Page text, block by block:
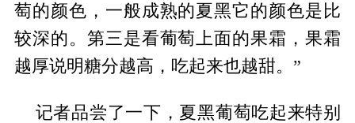
萄的颜色，一般成熟的夏黑它的颜色是比
较深的。第三是看葡萄上面的果霜，果霜
越厚说明糖分越高，吃起来也越甜。”
记者品尝了一下，夏黑葡萄吃起来特别